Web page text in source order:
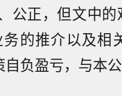
公正，但文中
的推介以及相
负盈亏，与本公
内涨超0.7%。